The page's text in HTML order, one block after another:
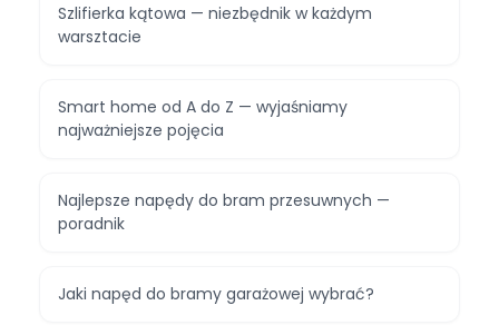
Szlifierka kątowa — niezbędnik w każdym
warsztacie
Smart home od A do Z — wyjaśniamy
najważniejsze pojęcia
Najlepsze napędy do bram przesuwnych —
poradnik
Jaki napęd do bramy garażowej wybrać?